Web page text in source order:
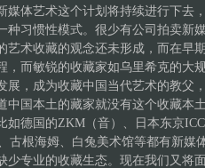
媒体艺术这个计划将持续进行下去
种习惯性模式。很少有公司拍卖新
艺术收藏的观念还未形成，而在早
，而敏锐的收藏家如乌里希克的大
展，成为收藏中国当代艺术的教父
中国本土的藏家就没有这个收藏本
如德国的ZKM（音）、日本东京
古根海姆、白兔美术馆等都有新媒
少专业的收藏生态。现在我们又将